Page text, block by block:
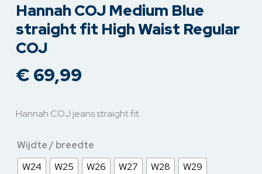
Hannah COJ Medium Blue
straight fit High Waist Regular
COJ
€ 69,99
Hannah COJ jeans straight fit
Wijdte / breedte
W24
W25 W26 W27 W28
W29